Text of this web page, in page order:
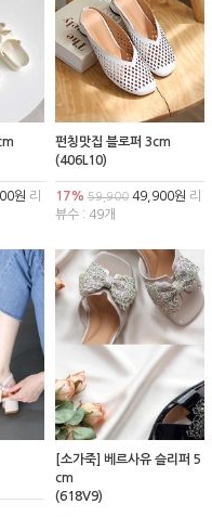
원 리
펀칭맛집 블로퍼 3cm
(406L10)
17% 59,90049,900원 리
뷰수 : 49개
[소가죽] 베르사유 슬리퍼 5
cm
(618V9)